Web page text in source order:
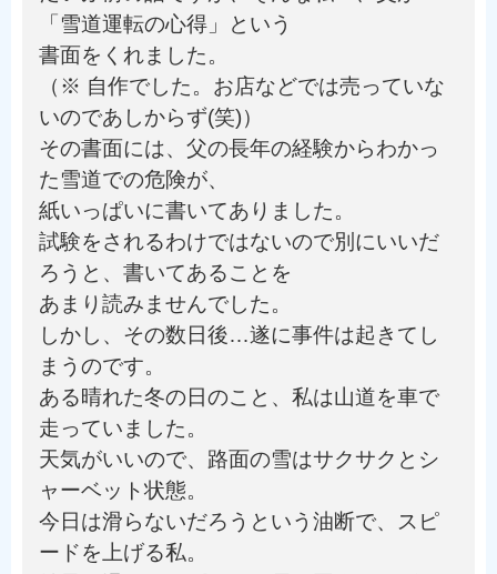
「雪道運転の心得」という
書面をくれました。
（※ 自作でした。お店などでは売っていな
いのであしからず(笑)）
その書面には、父の長年の経験からわかっ
た雪道での危険が、
紙いっぱいに書いてありました。
試験をされるわけではないので別にいいだ
ろうと、書いてあることを
あまり読みませんでした。
しかし、その数日後…遂に事件は起きてし
まうのです。
ある晴れた冬の日のこと、私は山道を車で
走っていました。
天気がいいので、路面の雪はサクサクとシ
ャーベット状態。
今日は滑らないだろうという油断で、スピ
ードを上げる私。